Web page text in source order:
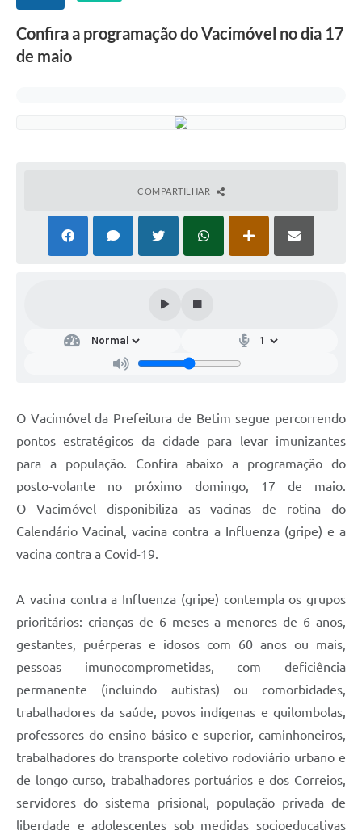
Confira a programação do Vacimóvel no dia 17
de maio
COMPARTILHAR
O Vacimóvel da Prefeitura de Betim segue percorrendo
pontos estratégicos da cidade para levar imunizantes
para a população. Confira abaixo a programação do
posto-volante no próximo domingo, 17 de maio.
O Vacimóvel disponibiliza as vacinas de rotina do
Calendário Vacinal, vacina contra a Influenza (gripe) e a
vacina contra a Covid-19.
A vacina contra a Influenza (gripe) contempla os grupos
prioritários: crianças de 6 meses a menores de 6 anos,
gestantes, puérperas e idosos com 60 anos ou mais,
pessoas imunocomprometidas, com deficiência
permanente (incluindo autistas) ou comorbidades,
trabalhadores da saúde, povos indígenas e quilombolas,
professores do ensino básico e superior, caminhoneiros,
trabalhadores do transporte coletivo rodoviário urbano e
de longo curso, trabalhadores portuários e dos Correios,
servidores do sistema prisional, população privada de
liberdade e adolescentes sob medidas socioeducativas